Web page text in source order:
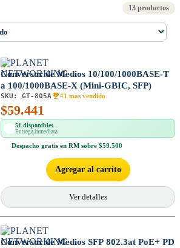
13 productos
Conversor de Medios 10/100/1000BASE-T
a 100/1000BASE-X (Mini-GBIC, SFP)
SKU: GT-805A #1 mas vendido
$59.441
51 disponibles
Entrega inmediata
Despacho gratis en RM sobre $59.500
Agregar al carrito
Ver detalles
Conversor de Medios SFP 802.3at PoE+ PD